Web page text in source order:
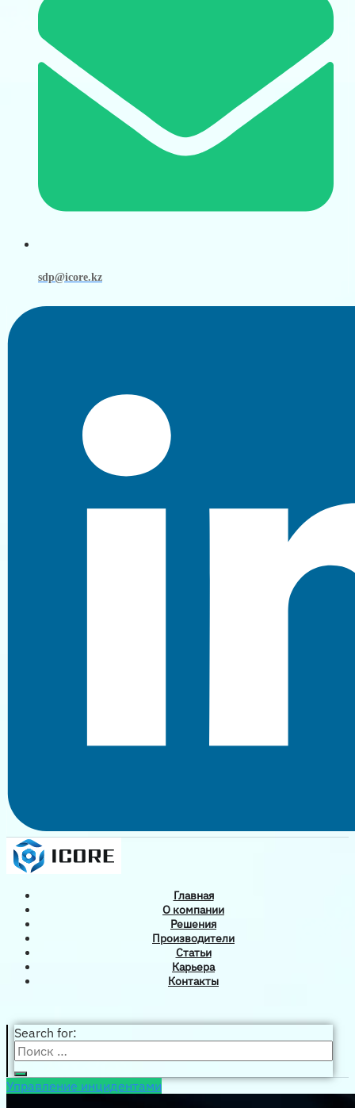
sdp@icore.kz
Главная
О компании
Решения
Производители
Статьи
Карьера
Контакты
Search for:
Управление инцидентами